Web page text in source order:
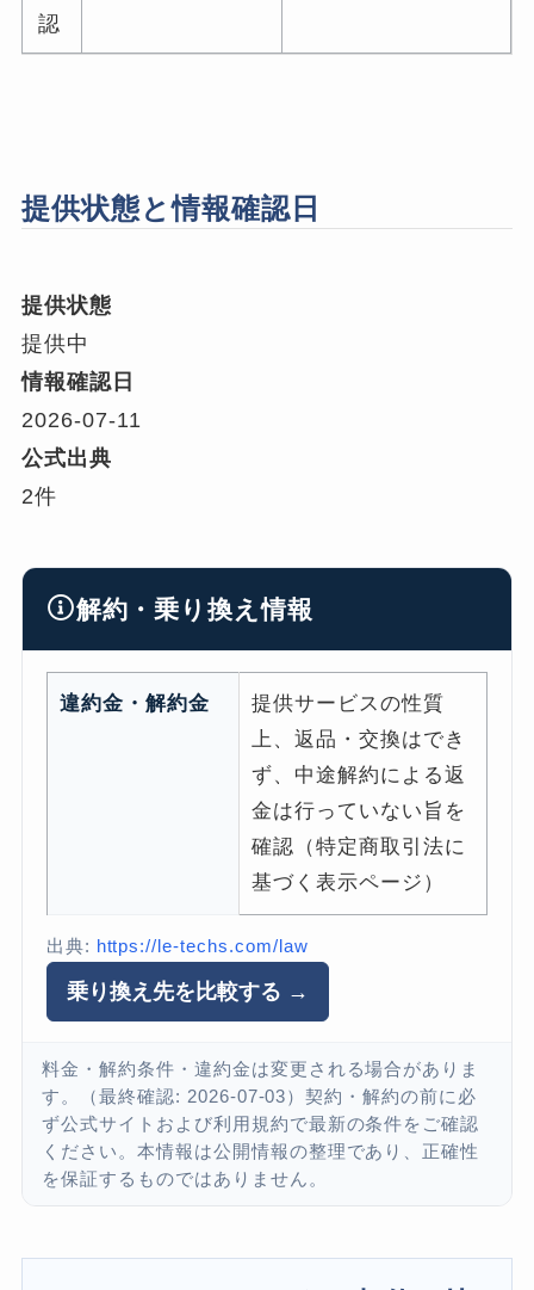
認
提供状態と情報確認日
提供状態
提供中
情報確認日
2026-07-11
公式出典
2件
解約・乗り換え情報
違約金・解約金
提供サービスの性質
上、返品・交換はでき
ず、中途解約による返
金は行っていない旨を
確認（特定商取引法に
基づく表示ページ）
出典: https://le-techs.com/law
乗り換え先を比較する →
料金・解約条件・違約金は変更される場合がありま
す。（最終確認: 2026-07-03）契約・解約の前に必
ず公式サイトおよび利用規約で最新の条件をご確認
ください。本情報は公開情報の整理であり、正確性
を保証するものではありません。